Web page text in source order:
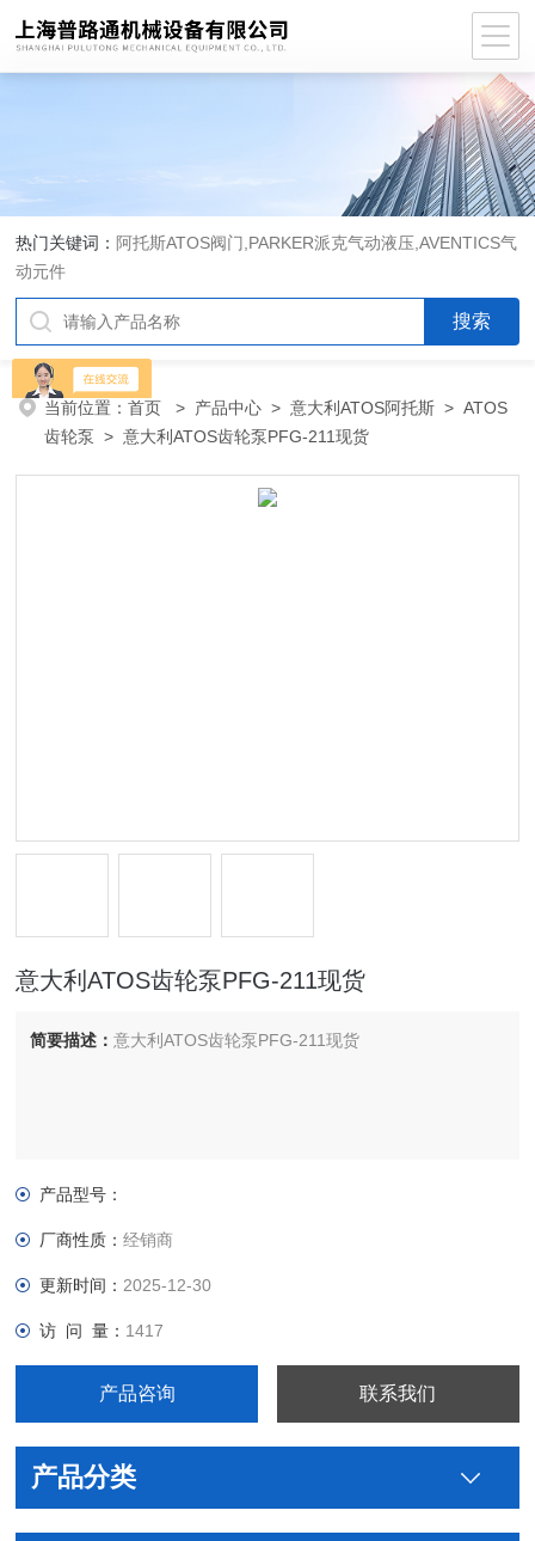
热门关键词： 阿托斯ATOS阀门,PARKER派克气动液压,AVENTICS气
动元件
当前位置：首页 > 产品中心 >意大利ATOS阿托斯 >ATOS
齿轮泵 > 意大利ATOS齿轮泵PFG-211现货
意大利ATOS齿轮泵PFG-211现货
简要描述：意大利ATOS齿轮泵PFG-211现货
产品型号：
厂商性质：经销商
更新时间： 2025-12-30
访 问 量： 1417
产品咨询 联系我们
产品分类